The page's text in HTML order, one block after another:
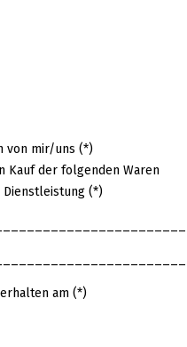
von mir/uns (*)
Kauf der folgenden Waren
(*)
am (*)